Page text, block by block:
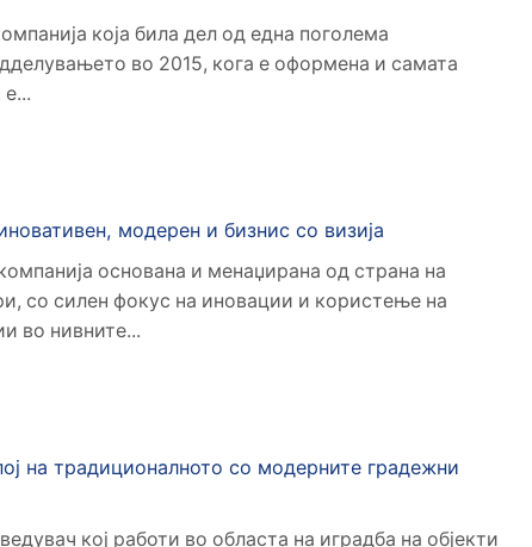
која била дел од една поголема
во 2015, кога е оформена и самата
е...
модерен и бизнис со визија
основана и менаџирана од страна на
со силен фокус на иновации и користење на
во нивните...
на традиционалното со модерните градежни
кој работи во областа на иградба на објекти